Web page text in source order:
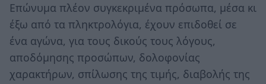
Επώνυμα πλέον συγκεκριμένα πρόσωπα, μέσα κι
έξω από τα πληκτρολόγια, έχουν επιδοθεί σε
ένα αγώνα, για τους δικούς τους λόγους,
αποδόμησης προσώπων, δολοφονίας
χαρακτήρων, σπίλωσης της τιμής, διαβολής της